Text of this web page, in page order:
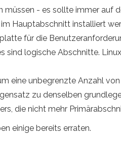
- es sollte immer auf
Hauptabschnitt installiert
für die
sind logische Abschnitte.
eine unbegrenzte Anzahl
zu denselben
die nicht mehr
einige bereits erraten.